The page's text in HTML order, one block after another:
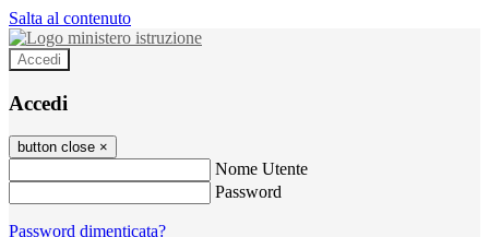
Salta al contenuto
Accedi
Accedi
button close ×
Nome Utente
Password
Password dimenticata?